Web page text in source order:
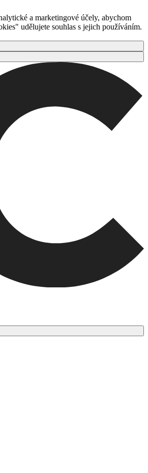
a marketingové účely, abychom
udělujete souhlas s jejich používáním.